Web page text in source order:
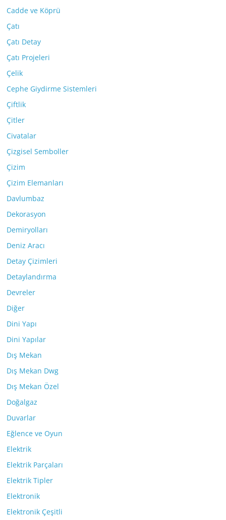
Cadde ve Köprü
Çatı
Çatı Detay
Çatı Projeleri
Çelik
Cephe Giydirme Sistemleri
Çiftlik
Çitler
Civatalar
Çizgisel Semboller
Çizim
Çizim Elemanları
Davlumbaz
Dekorasyon
Demiryolları
Deniz Aracı
Detay Çizimleri
Detaylandırma
Devreler
Diğer
Dini Yapı
Dini Yapılar
Dış Mekan
Dış Mekan Dwg
Dış Mekan Özel
Doğalgaz
Duvarlar
Eğlence ve Oyun
Elektrik
Elektrik Parçaları
Elektrik Tipler
Elektronik
Elektronik Çeşitli